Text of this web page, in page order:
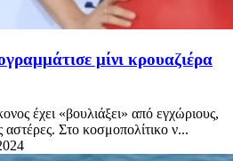
μίνι κρουαζιέρα
έχει «βουλιάξει» από εγχώριους,
Στο κοσμοπολίτικο ν...